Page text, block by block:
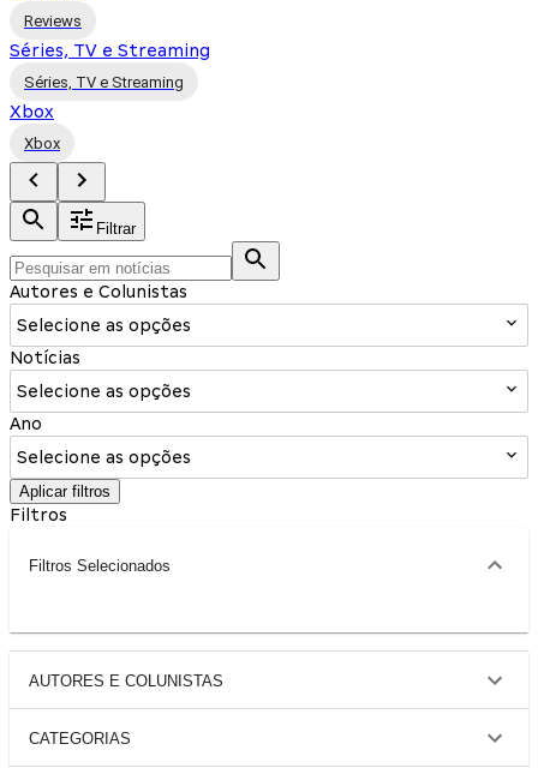
Reviews
Séries, TV e Streaming
Séries, TV e Streaming
Xbox
Xbox
Filtrar
Autores e Colunistas
Selecione as opções
Notícias
Selecione as opções
Ano
Selecione as opções
Aplicar filtros
Filtros
Filtros Selecionados
AUTORES E COLUNISTAS
CATEGORIAS